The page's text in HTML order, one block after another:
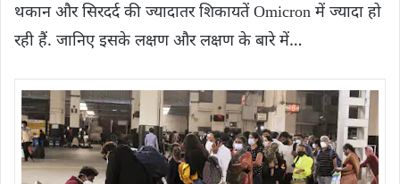
थकान और सिरदर्द की ज्यादातर शिकायतें Omicron में ज्यादा हो
रही हैं. जानिए इसके लक्षण और लक्षण के बारे में…